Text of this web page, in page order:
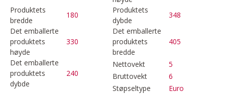
Produktets
bredde
180
Produktets
dybde
348
Det emballerte
produktets
høyde
330
Det emballerte
produktets
bredde
405
Det emballerte
produktets
dybde
240
Nettovekt
5
Bruttovekt
6
Støpseltype
Euro